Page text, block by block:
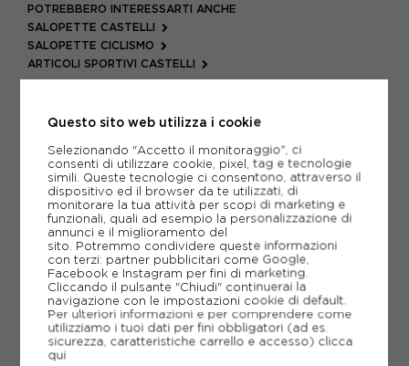
POTREBBERO INTERESSARTI ANCHE
SALOPETTE CASTELLI
SALOPETTE CICLISMO
ARTICOLI SPORTIVI CASTELLI
PIÙ INFORMAZIONI
SCHEDA TECNICA
GUIDA ALLE TAGLIE
CONSIGLIATI DA NOI
Questo sito web utilizza i cookie
Selezionando "Accetto il monitoraggio", ci
consenti di utilizzare cookie, pixel, tag e tecnologie
simili. Queste tecnologie ci consentono, attraverso il
dispositivo ed il browser da te utilizzati, di
monitorare la tua attività per scopi di marketing e
funzionali, quali ad esempio la personalizzazione di
annunci e il miglioramento del
sito. Potremmo condividere queste informazioni
con terzi: partner pubblicitari come Google,
Facebook e Instagram per fini di marketing.
Cliccando il pulsante "Chiudi" continuerai la
navigazione con le impostazioni cookie di default.
Per ulteriori informazioni e per comprendere come
utilizziamo i tuoi dati per fini obbligatori (ad es.
sicurezza, caratteristiche carrello e accesso) clicca
qui